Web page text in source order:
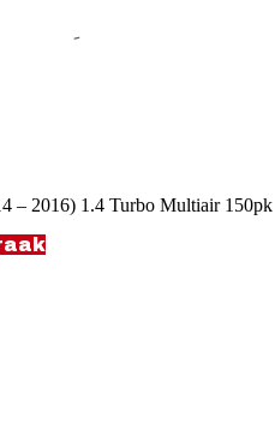
– 2016) 1.4 Turbo Multiair 150pk